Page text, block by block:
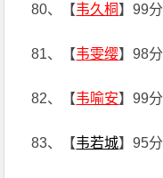
80、【韦久桐 】99分
81、【韦雯缨】98分
82、【韦喻安】99分
83、【韦若城】95分